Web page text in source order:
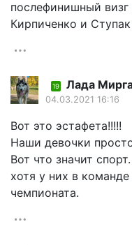
послефинишный визг
Кирпиченко и
19 Лада
04.03.2021 16:16
Вот это эстафета!!!!!
Наши девочки
Вот что значит
хотя у них в
чемпионата.